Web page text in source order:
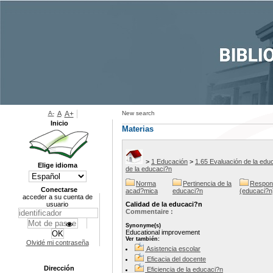
New search
Materias
> 1 Educación > 1.65 Evaluación de la
de la educaci?n
Norma
acad?mica
Pertinencia de la
educaci?n
Calidad de la educaci?n
Commentaire :
Synonyme(s)
Educational improvement
Ver también:
Asistencia escolar
Eficacia del docente
Eficiencia de la educaci?n
A- A A+
Inicio
Elige idioma
Conectarse
acceder a su cuenta de
usuario
Olvidé mi contraseña
Dirección